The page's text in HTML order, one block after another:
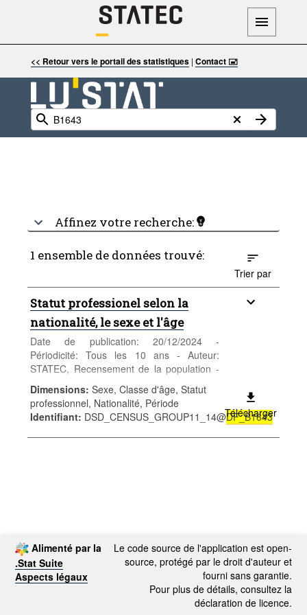
<< Retour vers le portail des statistiques| Contact 🖃
Affinez votre recherche:
1 ensemble de données trouvé:
Trier par
Statut professionel selon la
nationalité, le sexe et l'âge
Date de publication: 20/12/2024 -
Périodicité: Tous les 10 ans - Auteur:
STATEC, Recensement de la population -
Catégorie: Population et emploi -
Population - Mots-clés: population, sexe,
âge, nationalité, recensement,
démographie
Dimensions: Sexe, Classe d'âge, Statut
professionnel, Nationalité, Période
Identifiant: DSD_CENSUS_GROUP11_14@DF_B1643
Télécharger
Alimenté par la
.Stat Suite
Aspects légaux
Le code source de l'application est open-
source, protégé par le droit d'auteur et
fourni sans garantie.
Pour plus de détails, consultez la
déclaration de licence.